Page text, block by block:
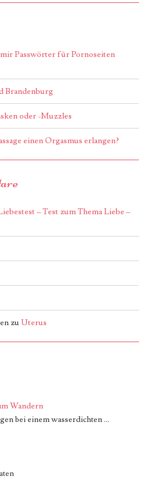
Passwörter für Pornoseiten
Brandenburg
oder -Muzzles
einen Orgasmus erlangen?
– Test zum Thema Liebe –
zuUterus
Wandern
bei einem wasserdichten ...